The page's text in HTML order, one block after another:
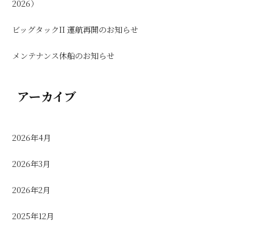
2026）
ビッグタックII 運航再開のお知らせ
メンテナンス休船のお知らせ
アーカイブ
2026年4月
2026年3月
2026年2月
2025年12月